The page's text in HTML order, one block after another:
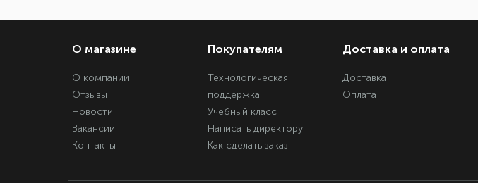
О магазине
О компании
Отзывы
Новости
Вакансии
Контакты
Покупателям
Технологическая
поддержка
Учебный класс
Написать директору
Как сделать заказ
Доставка и оплата
Доставка
Оплата